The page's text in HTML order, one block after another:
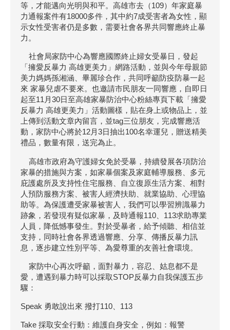
等，才能邁向光明與和平。高雄市去（109）年家庭暴
力通報案件有18000多件，其中約7成受害者為女性，顯
示女性受害者仍是多數，需要社會各界共同響應終止暴
力。
社會局家防中心為響應國際終止婦女受暴日，發起
「擁愛反暴力 高雄更美力」網路活動，並與今年母親節
美力媽媽孫湘涵、畢麗珍合作，共同呼籲防疫防暴一起
來 家暴兒虐不要來。也邀請市民朋友一同響應，自即日
起至11月30日至高雄家暴防治中心粉絲專頁下載「擁愛
反暴力 高雄更美力」活動圖樣，貼在身上或物品上，並
上傳到活動文章內留言，並tag三位朋友，完成響應活
動，家防中心將於12月3日抽出100名幸運兒，贈送精美
禮品，數量有限，送完為止。
高雄市政府為守護婦女免於受暴，持續發展各項防治
家暴的措施與方案，如家暴個案及家庭輔導服務、多元
庇護處所及支持性住宅服務、自立復原生活方案、相對
人預防服務方案、被害人經濟扶助、就業協助、心理協
助等。為保護遭受家暴被害人，我們可以學習辨識暴力
跡象，若發現有疑似家暴，及時通報110、113求助專業
人員，降低憾事發生。對於受暴者，給予傾聽、相信並
支持，同時社會各界透過響應、分享、傳播反暴力訊
息，逐步建立性別平等、為愛尊重的友善社會環境。
家防中心再次呼籲，面對暴力，容忍、姑息都不是
愛，遭遇到暴力時可以採取STOP反暴力自我保護五步
驟：
Speak 勇敢說出來 撥打110、113
Take 採取安全行動：維護自身安全，例如：報警